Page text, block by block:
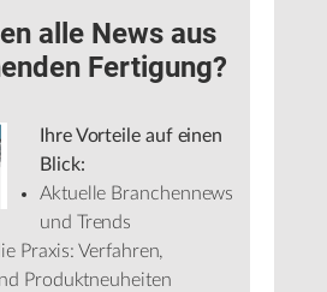
alle News aus
Fertigung?
Ihre Vorteile auf einen
Blick:
Aktuelle Branchennews
und Trends
Praxis: Verfahren,
Produktneuheiten